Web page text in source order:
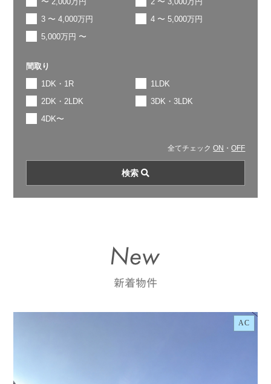
3 〜 4,000万円
4 〜 5,000万円
5,000万円 〜
間取り
1DK・1R
1LDK
2DK・2LDK
3DK・3LDK
4DK〜
全てチェックON ・OFF
AC